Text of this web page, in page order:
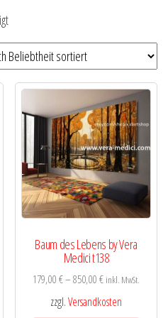
Nach
Beliebtheit
sortiert
Baum des Lebens by Vera
Medici t138
179,00€–850,00€ inkl. MwSt.
zzgl.Versandkosten